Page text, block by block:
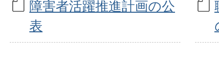
障害者活躍推進計画の公
表